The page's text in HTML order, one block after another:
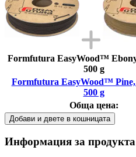
Formfutura EasyWood™
500 g
Formfutura EasyWood™ Pine,
500 g
Обща цена:
Добави и двете в кошницата
Информация за